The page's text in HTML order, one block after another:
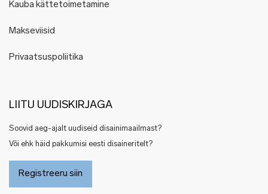
Kauba kättetoimetamine
Makseviisid
Privaatsuspoliitika
LIITU UUDISKIRJAGA
Soovid aeg-ajalt uudiseid disainimaailmast?
Või ehk häid pakkumisi eesti disaineritelt?
Registreeru siin